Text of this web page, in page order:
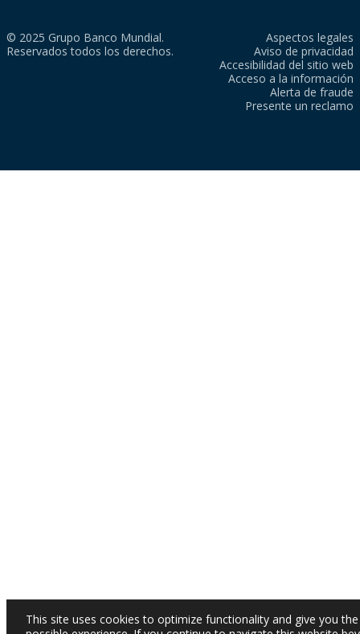
© 2025 Grupo Banco Mundial.
Reservados todos los derechos.
Aspectos legales
Aviso de privacidad
Accesibilidad del sitio web
Acceso a la información
Alerta de fraude
Presente un reclamo
This site uses cookies to optimize functionality and give you